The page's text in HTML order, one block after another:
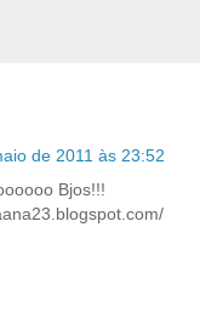
de 2011 às 23:52
Bjos!!!